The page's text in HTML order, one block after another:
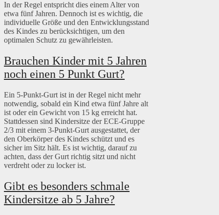
In der Regel entspricht dies einem Alter von
etwa fünf Jahren. Dennoch ist es wichtig, die
individuelle Größe und den Entwicklungsstand
des Kindes zu berücksichtigen, um den
optimalen Schutz zu gewährleisten.
Brauchen Kinder mit 5 Jahren
noch einen 5 Punkt Gurt?
Ein 5-Punkt-Gurt ist in der Regel nicht mehr
notwendig, sobald ein Kind etwa fünf Jahre alt
ist oder ein Gewicht von 15 kg erreicht hat.
Stattdessen sind Kindersitze der ECE-Gruppe
2/3 mit einem 3-Punkt-Gurt ausgestattet, der
den Oberkörper des Kindes schützt und es
sicher im Sitz hält. Es ist wichtig, darauf zu
achten, dass der Gurt richtig sitzt und nicht
verdreht oder zu locker ist.
Gibt es besonders schmale
Kindersitze ab 5 Jahre?